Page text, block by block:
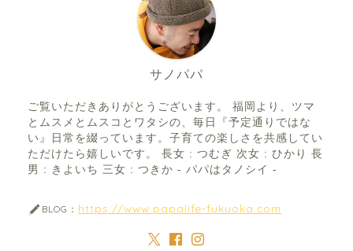
サノパパ
ご覧いただきありがとうございます。 福岡より、ツマ
とムスメとムスコとワタシの、毎日『予定通りではな
い』日常を綴っています。子育ての楽しさを共感してい
ただけたら嬉しいです。 長女 : つむぎ 次女 : ひかり 長
男 : きよいち 三女 : つきか - パパはタノシイ -
BLOG： https://www.papalife-fukuoka.com